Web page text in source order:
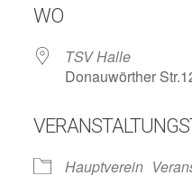
WO
TSV Halle
Donauwörther
Hauptverein